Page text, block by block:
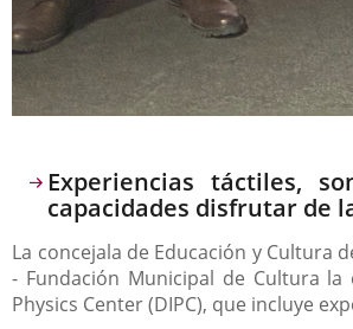
Descripción
Experiencias táctiles,
capacidades disfrutar de
La concejala de Educación y Cultura
- Fundación Municipal de Cultura la
Physics Center (DIPC), que incluye